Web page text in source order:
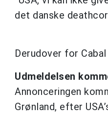
det danske
Derudover for
Udmeldelsen
Annonceringen
Grønland, efter